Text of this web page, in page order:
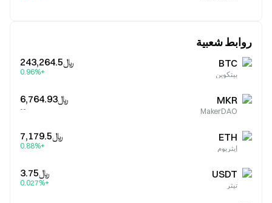
روابط شعبية
BTC
بيتكوين
﷼‎243,264.5
+0.96%
MKR
MakerDAO
﷼‎6,764.93
--
ETH
إيثريوم
﷼‎7,179.5
+0.88%
USDT
تيثر
﷼‎3.75
+0.027%